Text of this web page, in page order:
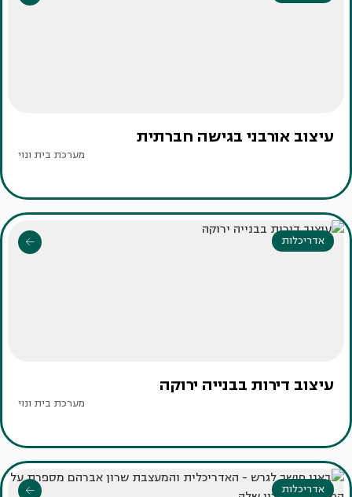
עיצוב אורבני בגישה חברתית
מערכת בית ונוי
אדריכלות
עיצוב דירות בבנייה ירוקה
מערכת בית ונוי
אדריכלות